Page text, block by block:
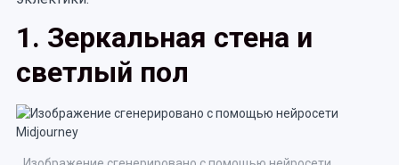
1. Зеркальная стена и
светлый пол